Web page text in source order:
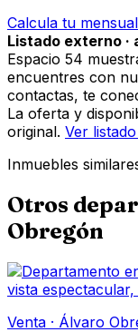
Calcula tu
Listado externo
Espacio 54
encuentres con
contactas, te
La oferta y
original. Ver
Inmuebles
Otros
Obregón
Venta · Álvaro